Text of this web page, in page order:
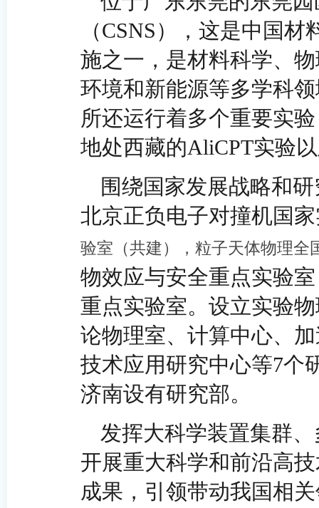
（CSNS），这是中国
施之一，是材料科学、
环境和新能源等多学科
所还运行着多个重要实
地处西藏的AliCPT实验
围绕国家发展战略和
北京正负电子对撞机国
验室（共建），粒子天体物理全
物效应与安全重点实验
重点实验室。设立实验
论物理室、计算中心、
技术应用研究中心等7个
济南设有研究部。
发挥大科学装置集群
开展重大科学和前沿高
成果，引领带动我国相